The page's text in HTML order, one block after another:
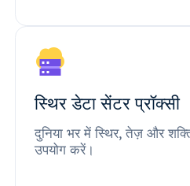
स्थिर डेटा सेंटर प्रॉक्सी
दुनिया भर में स्थिर, तेज़ और
उपयोग करें।